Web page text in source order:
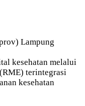
Lampung
kesehatan melalui
terintegrasi
kesehatan